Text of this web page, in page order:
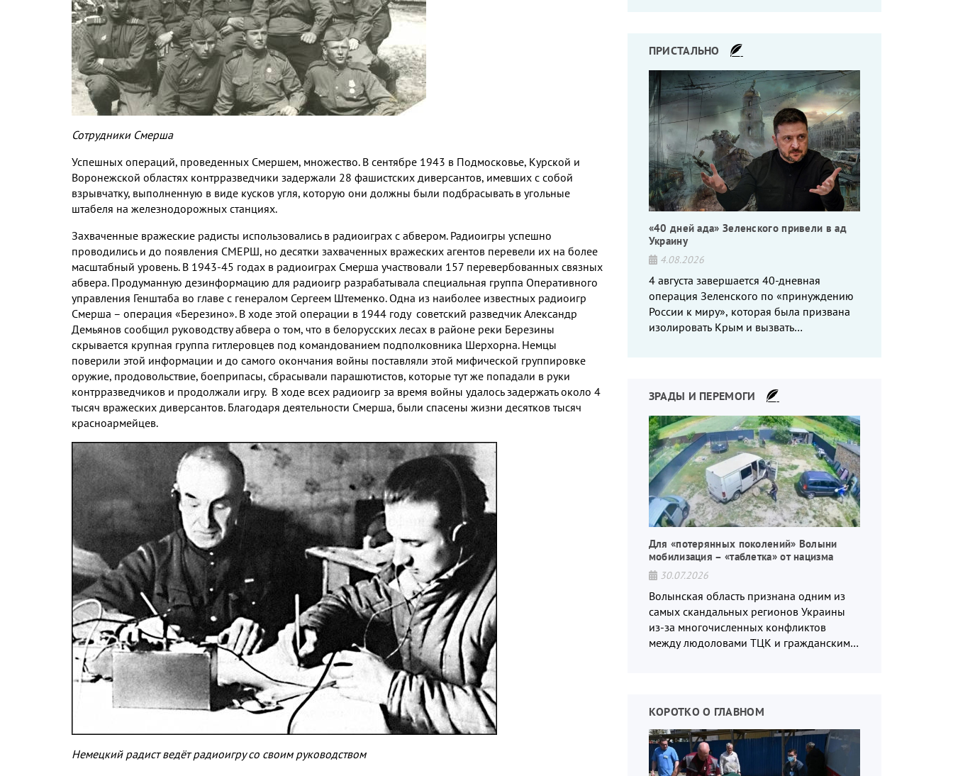
Сотрудники Смерша
Успешных операций, проведенных Смершем, множество. В сентябре 1943 в Подмосковье, Курской и
Воронежской областях контрразведчики задержали 28 фашистских диверсантов, имевших с собой
взрывчатку, выполненную в виде кусков угля, которую они должны были подбрасывать в угольные
штабеля на железнодорожных станциях.
Захваченные вражеские радисты использовались в радиоиграх с абвером. Радиоигры успешно
проводились и до появления СМЕРШ, но десятки захваченных вражеских агентов перевели их на более
масштабный уровень. В 1943-45 годах в радиоиграх Смерша участвовали 157 перевербованных связных
абвера. Продуманную дезинформацию для радиоигр разрабатывала специальная группа Оперативного
управления Генштаба во главе с генералом Сергеем Штеменко. Одна из наиболее известных радиоигр
Смерша – операция «Березино». В ходе этой операции в 1944 году советский разведчик Александр
Демьянов сообщил руководству абвера о том, что в белорусских лесах в районе реки Березины
скрывается крупная группа гитлеровцев под командованием подполковника Шерхорна. Немцы
поверили этой информации и до самого окончания войны поставляли этой мифической группировке
оружие, продовольствие, боеприпасы, сбрасывали парашютистов, которые тут же попадали в руки
контрразведчиков и продолжали игру. В ходе всех радиоигр за время войны удалось задержать около 4
тысяч вражеских диверсантов. Благодаря деятельности Смерша, были спасены жизни десятков тысяч
красноармейцев.
Немецкий радист ведёт радиоигру со своим руководством
ПРИСТАЛЬНО
«40 дней ада» Зеленского привели в ад
Украину
4.08.2026
4 августа завершается 40-дневная
операция Зеленского по «принуждению
России к миру», которая была призвана
изолировать Крым и вызвать
ЗРАДЫ И ПЕРЕМОГИ
Для «потерянных поколений» Волыни
мобилизация – «таблетка» от нацизма
30.07.2026
Волынская область признана одним из
самых скандальных регионов Украины
из-за многочисленных конфликтов
между людоловами ТЦК и гражданским
КОРОТКО О ГЛАВНОМ